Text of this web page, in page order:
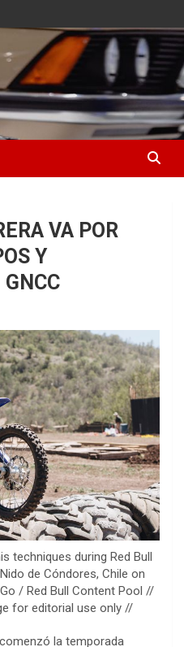
para el sector automotriz
VA POR
Y
GNCC
techniques during Red Bull
de Cóndores, Chile on
/ Red Bull Content Pool //
for editorial use only //
la temporada